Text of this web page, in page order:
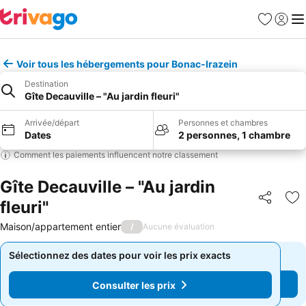
Favoris
Se
Voir tous les hébergements pour Bonac-Irazein
Destination
Gîte Decauville – "Au jardin fleuri"
Arrivée/départ
Dates
Personnes et chambres
2 personnes, 1 chambre
Comment les paiements influencent notre classement
Gîte Decauville – "Au jardin
fleuri"
Partager
Maison/appartement entier / Aucune évaluation
Sélectionnez des dates pour voir les prix exacts
Consulter les prix
Sélectionnez des dates pour voir les prix exacts
Consulter les prix